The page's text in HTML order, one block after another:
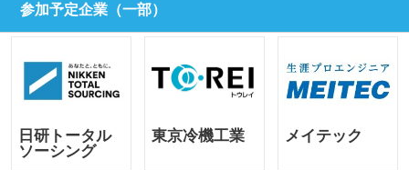
参加予定企業（一部）
日研トータル
ソーシング
東京冷機工業 メイテック